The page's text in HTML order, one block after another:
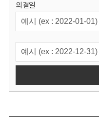
의결일